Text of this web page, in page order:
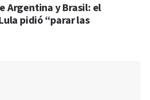
Argentina y Brasil: el
pidió “parar las